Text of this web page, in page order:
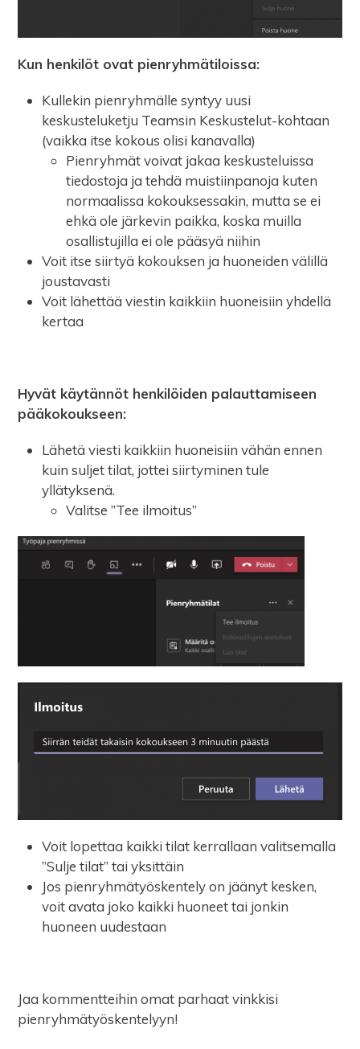
Kun henkilöt ovat pienryhmätiloissa:
Kullekin pienryhmälle syntyy uusi
keskusteluketju Teamsin Keskustelut-kohtaan
(vaikka itse kokous olisi kanavalla)
Pienryhmät voivat jakaa keskusteluissa
tiedostoja ja tehdä muistiinpanoja kuten
normaalissa kokouksessakin, mutta se ei
ehkä ole järkevin paikka, koska muilla
osallistujilla ei ole pääsyä niihin
Voit itse siirtyä kokouksen ja huoneiden välillä
joustavasti
Voit lähettää viestin kaikkiin huoneisiin yhdellä
kertaa
Hyvät käytännöt henkilöiden palauttamiseen
pääkokoukseen:
Lähetä viesti kaikkiin huoneisiin vähän ennen
kuin suljet tilat, jottei siirtyminen tule
yllätyksenä.
Valitse ”Tee ilmoitus”
Voit lopettaa kaikki tilat kerrallaan valitsemalla
”Sulje tilat” tai yksittäin
Jos pienryhmätyöskentely on jäänyt kesken,
voit avata joko kaikki huoneet tai jonkin
huoneen uudestaan
Jaa kommentteihin omat parhaat vinkkisi
pienryhmätyöskentelyyn!